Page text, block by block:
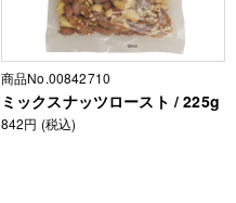
商品No.00842710
ミックスナッツロースト / 225g
842円 (税込)